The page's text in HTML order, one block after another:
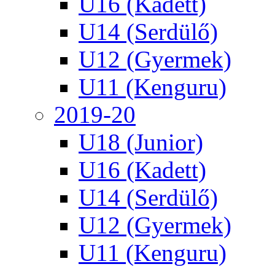
U14 (Serdülő)
U12 (Gyermek)
U11 (Kenguru)
2019-20
U18 (Junior)
U16 (Kadett)
U14 (Serdülő)
U12 (Gyermek)
U11 (Kenguru)